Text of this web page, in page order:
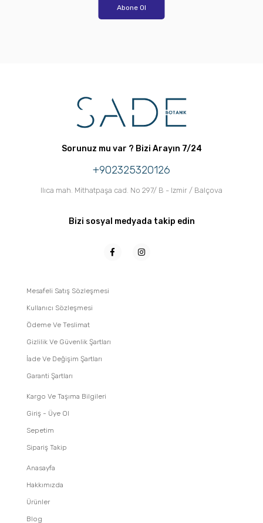
Abone Ol
Sorunuz mu var ? Bizi Arayın 7/24
+902325320126
Ilıca mah. Mithatpaşa cad. No 297/ B - Izmir / Balçova
Bizi sosyal medyada takip edin
Mesafeli Satış Sözleşmesi
Kullanıcı Sözleşmesi
Ödeme Ve Teslimat
Gizlilik Ve Güvenlik Şartları
İade Ve Değişim Şartları
Garanti Şartları
Kargo Ve Taşıma Bilgileri
Giriş - Üye Ol
Sepetim
Sipariş Takip
Anasayfa
Hakkımızda
Ürünler
Blog